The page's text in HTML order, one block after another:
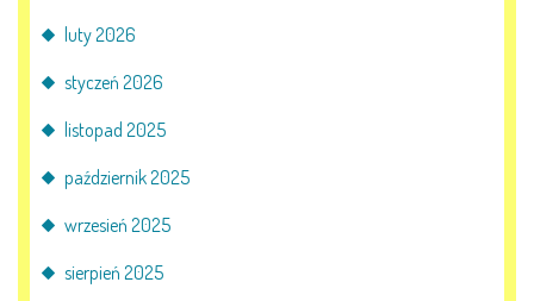
DOKUMENTY DO POBRANIA
OBIADY
ANKIETY
luty 2026
styczeń 2026
listopad 2025
październik 2025
wrzesień 2025
sierpień 2025